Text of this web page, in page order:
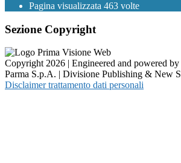
Pagina visualizzata 463 volte
Sezione Copyright
Copyright 2026 | Engineered and powered
Parma S.p.A. | Divisione Publishing & New
Disclaimer trattamento dati personali